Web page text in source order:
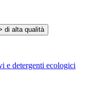
e detergenti ecologici